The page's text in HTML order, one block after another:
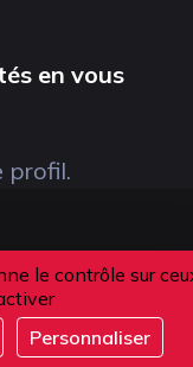
le contrôle sur
Personnaliser
en vous
profil.